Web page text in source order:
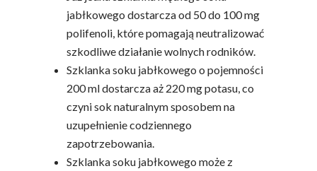
jabłkowego dostarcza od 50 do 100 mg
polifenoli, które pomagają neutralizować
szkodliwe działanie wolnych rodników.
Szklanka soku jabłkowego o pojemności
200 ml dostarcza aż 220 mg potasu, co
czyni sok naturalnym sposobem na
uzupełnienie codziennego
zapotrzebowania.
Szklanka soku jabłkowego może z